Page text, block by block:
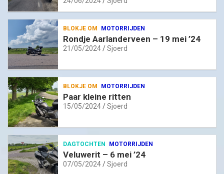
BLOKJE OM MOTORRIJDEN
Rondje Aarlanderveen – 19 mei ’24
21/05/2024 Sjoerd
BLOKJE OM MOTORRIJDEN
Paar kleine ritten
15/05/2024 Sjoerd
DAGTOCHTEN MOTORRIJDEN
Veluwerit – 6 mei ’24
07/05/2024 Sjoerd